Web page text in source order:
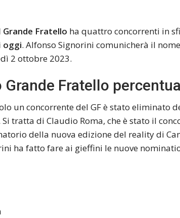
Grande Fratello ha quattro concorrenti in
oggi. Alfonso Signorini comunicherà il
2 ottobre 2023.
Grande Fratello
un concorrente del GF è stato eliminato
Si tratta di Claudio Roma, che è stato il
della nuova edizione del reality di
ha fatto fare ai gieffini le nuove